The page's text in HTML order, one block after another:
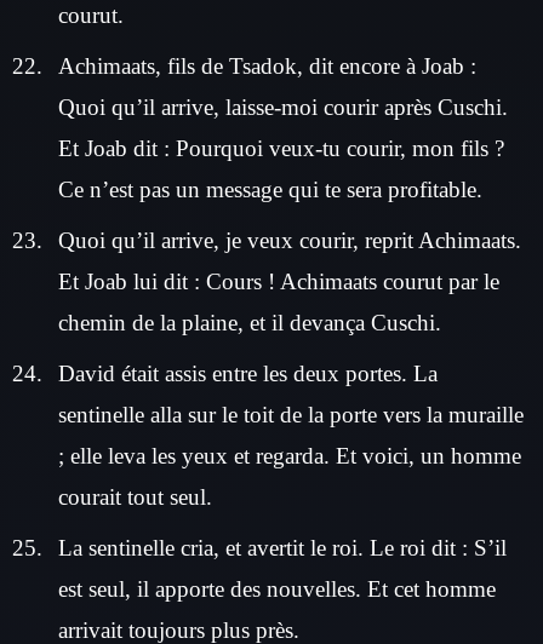
courut.
Achimaats, fils de Tsadok, dit encore à Joab :
Quoi qu’il arrive, laisse-moi courir après Cuschi.
Et Joab dit : Pourquoi veux-tu courir, mon fils ?
Ce n’est pas un message qui te sera profitable.
Quoi qu’il arrive, je veux courir, reprit Achimaats.
Et Joab lui dit : Cours ! Achimaats courut par le
chemin de la plaine, et il devança Cuschi.
David était assis entre les deux portes. La
sentinelle alla sur le toit de la porte vers la muraille
; elle leva les yeux et regarda. Et voici, un homme
courait tout seul.
La sentinelle cria, et avertit le roi. Le roi dit : S’il
est seul, il apporte des nouvelles. Et cet homme
arrivait toujours plus près.